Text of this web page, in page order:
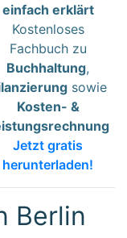
einfach erklärt
Kostenloses
Fachbuch zu
Buchhaltung,
sowie
Kosten- &
Jetzt gratis
herunterladen!
Berlin